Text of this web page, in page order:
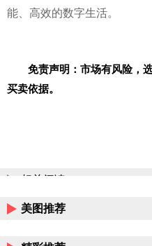
能、高效的数字生活。
免责声明：市场有风险，
买卖依据。
相关阅读
美图推荐